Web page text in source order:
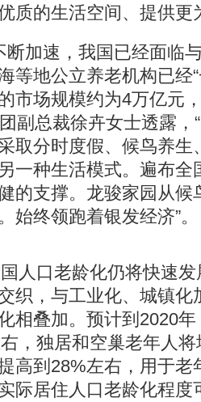
质的生活空间、提供更
断加速，我国已经面临
等地公立养老机构已经
市场规模约为4万亿元
副总裁徐卉女士透露，
取分时度假、候鸟养生
一种生活模式。遍布全
的支撑。龙骏家园从候
始终领跑着银发经济”。
国人口老龄化仍将快速
织，与工业化、城镇化
相叠加。预计到2020
，独居和空巢老年人
高到28%左右，用于老
际居住人口老龄化程度